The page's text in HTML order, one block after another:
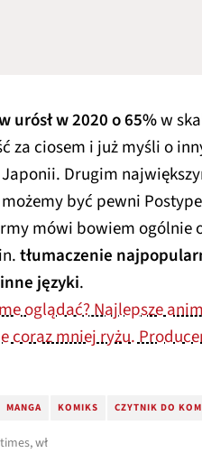
urósł w 2020 o 65%w
za ciosem i już myśli o
Japonii. Drugim
być pewni
mówi bowiem ogólnie
tłumaczenie
języki.
oglądać? Najlepsze
coraz mniej ryżu.
MANGA KOMIKS CZYTNIK DO
wł